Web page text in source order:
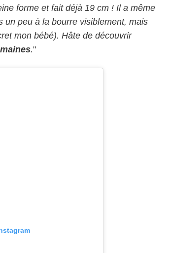
forme et fait déjà 19 cm ! Il a même
un peu à la bourre visiblement, mais
mon bébé). Hâte de découvrir
."